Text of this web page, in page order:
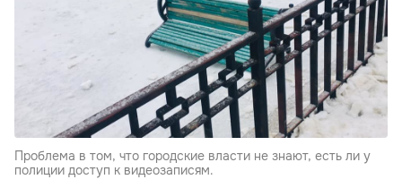
Проблема в том, что городские власти не знают, есть ли у
полиции доступ к видеозаписям.